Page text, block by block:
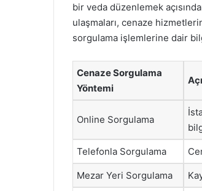
bir veda düzenlemek
ulaşmaları, cenaze
sorgulama işlemlerine dair
Cenaze Sorgulama
Yöntemi
Online Sorgulama
Telefonla Sorgulama
Mezar Yeri Sorgulama